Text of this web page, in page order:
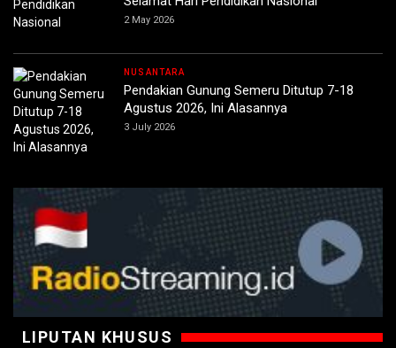
2 May 2026
NUSANTARA
Pendakian Gunung Semeru Ditutup 7-18
Agustus 2026, Ini Alasannya
3 July 2026
LIPUTAN KHUSUS